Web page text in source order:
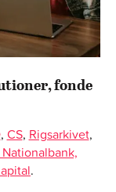
fonde
, CS, Rigsarkivet,
.